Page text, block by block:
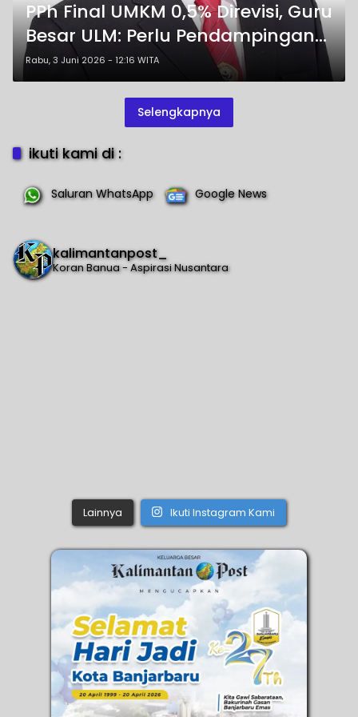
PPh Final UMKM 0,5% Direvisi, Guru
Besar ULM: Perlu Pendampingan
Perpajakan dan Literasi
Keuangan
Rabu, 3 Juni 2026 - 12:16 WITA
Selengkapnya
ikuti kami di :
Saluran WhatsApp Google News
kalimantanpost_
Koran Banua - Aspirasi Nusantara
Lainnya Ikuti Instagram Kami